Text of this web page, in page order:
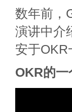
数年前，
演讲中介
安于OKR
OKR的